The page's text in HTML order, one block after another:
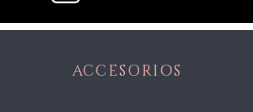
ACCESORIOS